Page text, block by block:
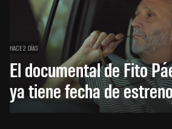
HACE 2 DÍAS
El documental de Fito
ya tiene fecha de